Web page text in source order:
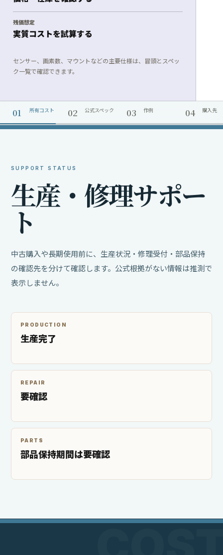
残価想定
実質コストを試算する
センサー、画素数、マウントなどの主要仕様は、冒頭とスペッ
ク一覧で確認できます。
01 所有コスト 02 公式スペック 03 作例 04 購入先
SUPPORT STATUS
生産・ 修理サポー
ト
中古購入や長期使用前に、生産状況・修理受付・部品保持
の確認先を分けて確認します。公式根拠がない情報は推測で
表示しません。
PRODUCTION
生産完了
REPAIR
要確認
PARTS
部品保持期間は要確認